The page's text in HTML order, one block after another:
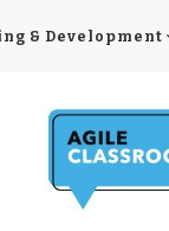
& Development